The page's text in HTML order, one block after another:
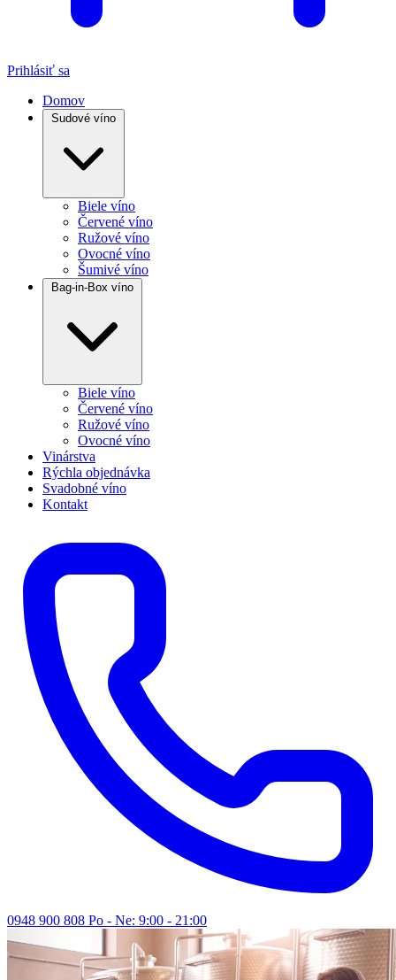
Prihlásiť sa
Domov
Sudové víno
Biele víno
Červené víno
Ružové víno
Ovocné víno
Šumivé víno
Bag-in-Box víno
Biele víno
Červené víno
Ružové víno
Ovocné víno
Vinárstva
Rýchla objednávka
Svadobné víno
Kontakt
0948 900 808 Po - Ne: 9:00 - 21:00